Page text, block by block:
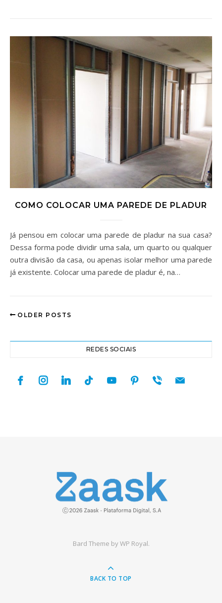
COMO COLOCAR UMA PAREDE DE PLADUR
Já pensou em colocar uma parede de pladur na sua casa?
Dessa forma pode dividir uma sala, um quarto ou qualquer
outra divisão da casa, ou apenas isolar melhor uma parede
já existente. Colocar uma parede de pladur é, na…
OLDER POSTS
REDES SOCIAIS
facebookinstagramlinkedintiktok youtubepinterest
viber mail
Bard Theme byWP Royal.
BACK TO TOP